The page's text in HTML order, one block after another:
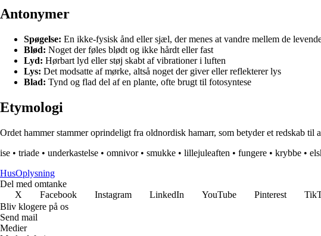
Antonymer
Spøgelse: En ikke-fysisk ånd eller sjæl, der menes at vandre mellem de
Blød: Noget der føles blødt og ikke hårdt eller fast
Lyd: Hørbart lyd eller støj skabt af vibrationer i luften
Lys: Det modsatte af mørke, altså noget der giver eller reflekterer lys
Blad: Tynd og flad del af en plante, ofte brugt til fotosyntese
Etymologi
Ordet hammer stammer oprindeligt fra oldnordisk hamarr, som betyder et redskab
ise • triade • underkastelse • omnivor• smukke • lillejuleaften • fungere • krybbe •
HusOplysning
Del med omtanke
X
Facebook Instagram LinkedIn YouTube Pinterest
Bliv klogere på os
Send mail
Medier